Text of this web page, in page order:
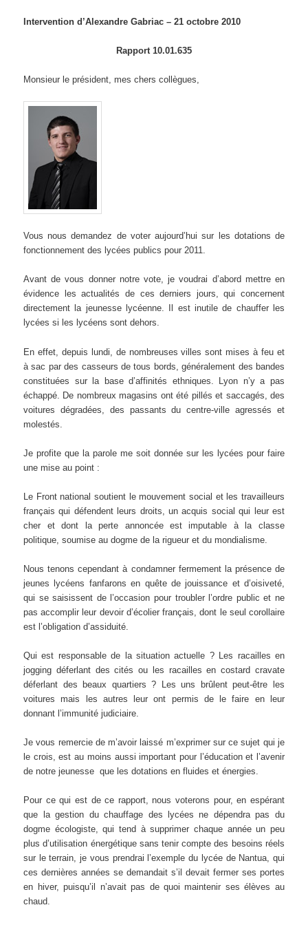
Intervention d’Alexandre Gabriac – 21 octobre 2010
Rapport 10.01.635
Monsieur le président, mes chers collègues,
Vous nous demandez de voter aujourd’hui sur les dotations de
fonctionnement des lycées publics pour 2011.
Avant de vous donner notre vote, je voudrai d’abord mettre en
évidence les actualités de ces derniers jours, qui concernent
directement la jeunesse lycéenne. Il est inutile de chauffer les
lycées si les lycéens sont dehors.
En effet, depuis lundi, de nombreuses villes sont mises à feu et
à sac par des casseurs de tous bords, généralement des bandes
constituées sur la base d’affinités ethniques. Lyon n’y a pas
échappé. De nombreux magasins ont été pillés et saccagés, des
voitures dégradées, des passants du centre-ville agressés et
molestés.
Je profite que la parole me soit donnée sur les lycées pour faire
une mise au point :
Le Front national soutient le mouvement social et les travailleurs
français qui défendent leurs droits, un acquis social qui leur est
cher et dont la perte annoncée est imputable à la classe
politique, soumise au dogme de la rigueur et du mondialisme.
Nous tenons cependant à condamner fermement la présence de
jeunes lycéens fanfarons en quête de jouissance et d’oisiveté,
qui se saisissent de l’occasion pour troubler l’ordre public et ne
pas accomplir leur devoir d’écolier français, dont le seul corollaire
est l’obligation d’assiduité.
Qui est responsable de la situation actuelle ? Les racailles en
jogging déferlant des cités ou les racailles en costard cravate
déferlant des beaux quartiers ? Les uns brûlent peut-être les
voitures mais les autres leur ont permis de le faire en leur
donnant l’immunité judiciaire.
Je vous remercie de m’avoir laissé m’exprimer sur ce sujet qui je
le crois, est au moins aussi important pour l’éducation et l’avenir
de notre jeunesse que les dotations en fluides et énergies.
Pour ce qui est de ce rapport, nous voterons pour, en espérant
que la gestion du chauffage des lycées ne dépendra pas du
dogme écologiste, qui tend à supprimer chaque année un peu
plus d’utilisation énergétique sans tenir compte des besoins réels
sur le terrain, je vous prendrai l’exemple du lycée de Nantua, qui
ces dernières années se demandait s’il devait fermer ses portes
en hiver, puisqu’il n’avait pas de quoi maintenir ses élèves au
chaud.